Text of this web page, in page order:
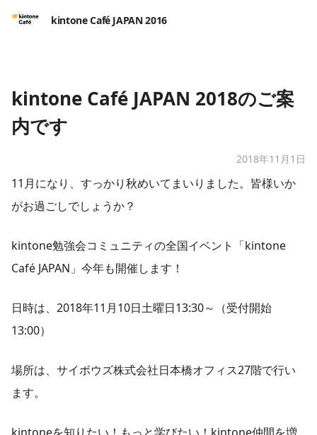
kintone Café JAPAN 2016
kintone Café JAPAN 2018のご案
内です
2018年11月1日
11月になり、すっかり秋めいてまいりました。皆様いか
がお過ごしでしょうか？
kintone勉強会コミュニティの全国イベント「kintone
Café JAPAN」今年も開催します！
日時は、2018年11月10日土曜日13:30～（受付開始
13:00）
場所は、サイボウズ株式会社日本橋オフィス27階で行い
ます。